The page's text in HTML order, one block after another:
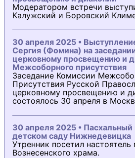
Модератором встречи
Калужский и Боровский
30 апреля 2025 •
Сергия (Фомина) на
церковному просвещению и
Межсоборного присутствия
Заседание Комиссии
Присутствия Русской
церковному просвещению и
состоялось 30 апреля в
30 апреля 2025 • Пасхальный
детском саду Нижнедевицка
Утренник посетил настоятель
Вознесенского храма.